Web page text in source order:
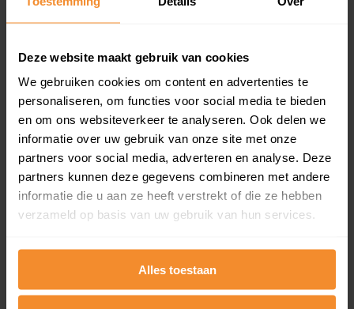
Deze website maakt gebruik van cookies
We gebruiken cookies om content en advertenties te
personaliseren, om functies voor social media te bieden
en om ons websiteverkeer te analyseren. Ook delen we
informatie over uw gebruik van onze site met onze
partners voor social media, adverteren en analyse. Deze
partners kunnen deze gegevens combineren met andere
informatie die u aan ze heeft verstrekt of die ze hebben
verzameld op basis van uw gebruik van hun services.
Alles toestaan
Bekijk product
Direct leverbaar
Een uitgebreid overzicht van het perceel en